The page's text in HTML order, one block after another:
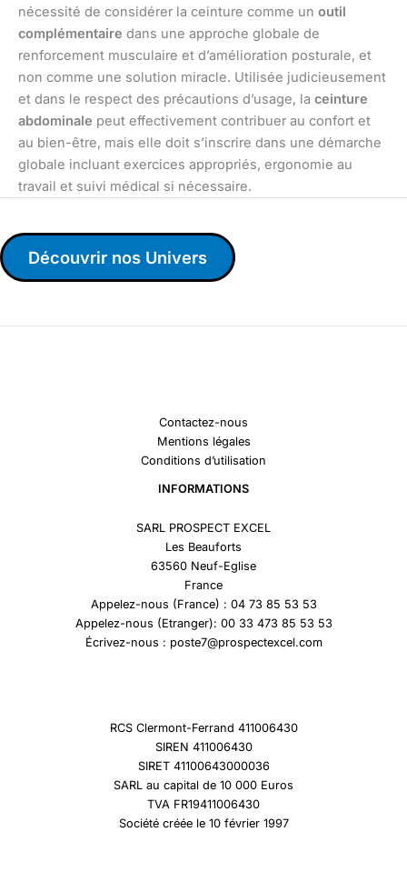
nécessité de considérer la ceinture comme un outil
complémentaire dans une approche globale de
renforcement musculaire et d’amélioration posturale, et
non comme une solution miracle. Utilisée judicieusement
et dans le respect des précautions d’usage, la ceinture
abdominale peut effectivement contribuer au confort et
au bien-être, mais elle doit s’inscrire dans une démarche
globale incluant exercices appropriés, ergonomie au
travail et suivi médical si nécessaire.
Découvrir nos Univers
Contactez-nous
Mentions légales
Conditions d’utilisation
INFORMATIONS
SARL PROSPECT EXCEL
Les Beauforts
63560 Neuf-Eglise
France
Appelez-nous (France) : 04 73 85 53 53
Appelez-nous (Etranger): 00 33 473 85 53 53
Écrivez-nous : poste7@prospectexcel.com
RCS Clermont-Ferrand 411006430
SIREN 411006430
SIRET 41100643000036
SARL au capital de 10 000 Euros
TVA FR19411006430
Société créée le 10 février 1997